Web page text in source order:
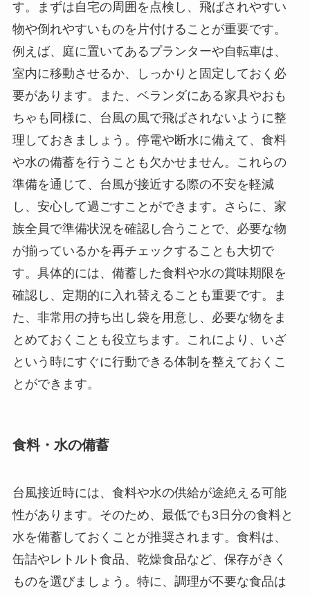
す。まずは自宅の周囲を点検し、飛ばされやすい
物や倒れやすいものを片付けることが重要です。
例えば、庭に置いてあるプランターや自転車は、
室内に移動させるか、しっかりと固定しておく必
要があります。また、ベランダにある家具やおも
ちゃも同様に、台風の風で飛ばされないように整
理しておきましょう。停電や断水に備えて、食料
や水の備蓄を行うことも欠かせません。これらの
準備を通じて、台風が接近する際の不安を軽減
し、安心して過ごすことができます。さらに、家
族全員で準備状況を確認し合うことで、必要な物
が揃っているかを再チェックすることも大切で
す。具体的には、備蓄した食料や水の賞味期限を
確認し、定期的に入れ替えることも重要です。ま
た、非常用の持ち出し袋を用意し、必要な物をま
とめておくことも役立ちます。これにより、いざ
という時にすぐに行動できる体制を整えておくこ
とができます。
食料・水の備蓄
台風接近時には、食料や水の供給が途絶える可能
性があります。そのため、最低でも3日分の食料と
水を備蓄しておくことが推奨されます。食料は、
缶詰やレトルト食品、乾燥食品など、保存がきく
ものを選びましょう。特に、調理が不要な食品は